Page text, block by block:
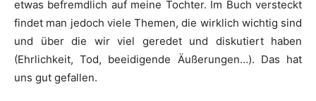
etwas befremdlich auf meine Tochter. Im Buch versteckt
findet man jedoch viele Themen, die wirklich wichtig sind
und über die wir viel geredet und diskutiert haben
(Ehrlichkeit, Tod, beeidigende Äußerungen…). Das hat
uns gut gefallen.